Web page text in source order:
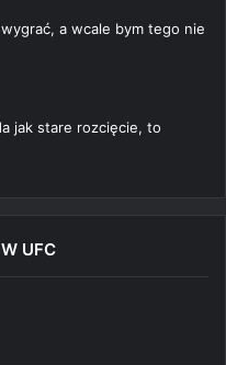
a wcale bym tego nie
jak stare rozcięcie, to
UFC